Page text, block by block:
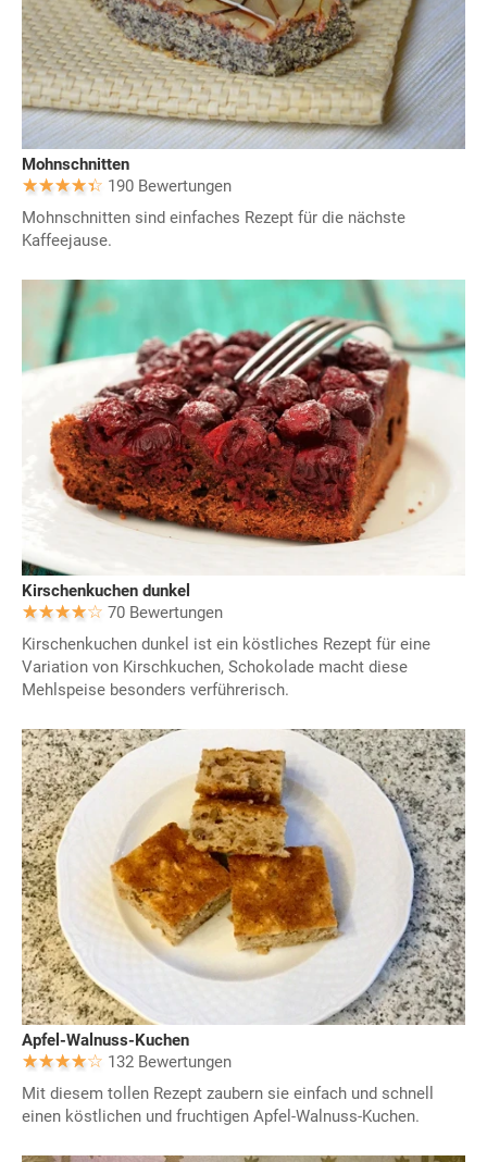
Mohnschnitten
190 Bewertungen
Mohnschnitten sind einfaches Rezept für die nächste
Kaffeejause.
Kirschenkuchen dunkel
70 Bewertungen
Kirschenkuchen dunkel ist ein köstliches Rezept für eine
Variation von Kirschkuchen, Schokolade macht diese
Mehlspeise besonders verführerisch.
Apfel-Walnuss-Kuchen
132 Bewertungen
Mit diesem tollen Rezept zaubern sie einfach und schnell
einen köstlichen und fruchtigen Apfel-Walnuss-Kuchen.